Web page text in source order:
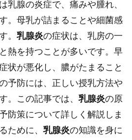
は乳腺の炎症で、痛みや腫れ、
。母乳が詰まることや細菌感
。 乳腺炎の症状は、乳房の一
熱を持つことが多いです。早
状が悪化し、膿がたまること
予防には、正しい授乳方法や
。この記事では、 乳腺炎の原
防策について詳しく解説しま
ために、 乳腺炎の知識を身に